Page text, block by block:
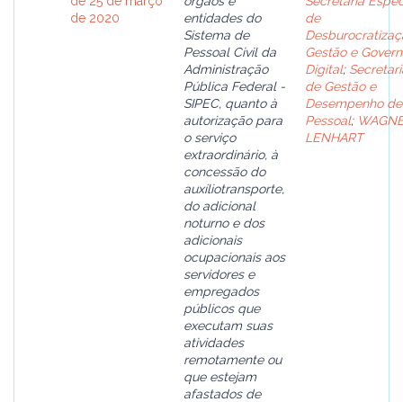
de 2020
entidades do
Sistema de
Pessoal Civil da
Administração
Pública Federal -
SIPEC, quanto à
autorização para
o serviço
extraordinário, à
concessão do
auxíliotransporte,
do adicional
noturno e dos
adicionais
ocupacionais aos
servidores e
empregados
públicos que
executam suas
atividades
remotamente ou
que estejam
afastados de
de
Gestão e
Digital;
de Gestão e
Desempenho de
Pessoal;
LENHART